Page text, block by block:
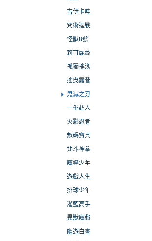
吉伊卡哇
咒術迴戰
怪獸8號
莉可麗絲
孤獨搖滾
搖曳露營
鬼滅之刃
一拳超人
火影忍者
數碼寶貝
北斗神拳
魔導少年
遊戲人生
排球少年
灌籃高手
異獸魔都
幽遊白書